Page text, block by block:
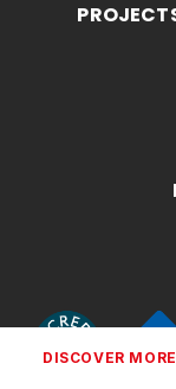
DISCOVER MORE